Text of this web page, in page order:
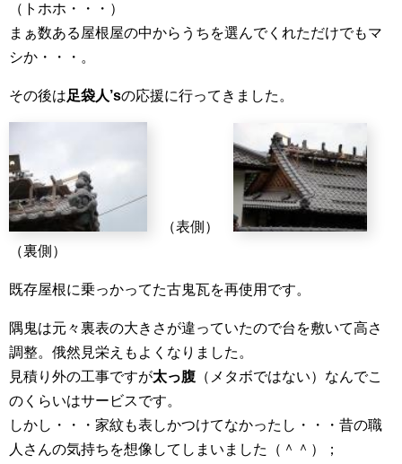
（トホホ・・・）
まぁ数ある屋根屋の中からうちを選んでくれただけでもマ
シか・・・。
その後は足袋人’sの応援に行ってきました。
（表側）
（裏側）
既存屋根に乗っかってた古鬼瓦を再使用です。
隅鬼は元々裏表の大きさが違っていたので台を敷いて高さ
調整。俄然見栄えもよくなりました。
見積り外の工事ですが太っ腹 （メタボではない）なんでこ
のくらいはサービスです。
しかし・・・家紋も表しかつけてなかったし・・・昔の職
人さんの気持ちを想像してしまいました（＾＾）；